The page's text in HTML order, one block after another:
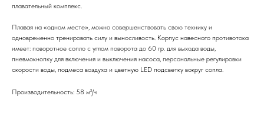
плавательный комплекс.
Плавая на «одном месте», можно совершенствовать свою технику и
одновременно тренировать силу и выносливость. Корпус навесного противотока
имеет: поворотное сопло с углом поворота до 60 гр. для выхода воды,
пневмокнопку для включения и выключения насоса, персональные регулировки
скорости воды, подмеса воздуха и цветную LED подсветку вокруг сопла.
Производительность: 58 м³/ч